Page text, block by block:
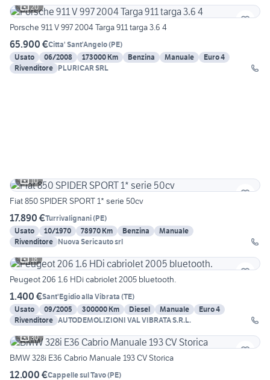
20
Porsche 911 V 997 2004 Targa 911 targa 3.6 4
65.900 €Citta' Sant'Angelo(PE)
Usato
06/2008 173000 Km Benzina Manuale
Euro 4
Rivenditore PLURICAR SRL
10
Fiat 850 SPIDER SPORT 1* serie 50cv
17.890 €Turrivalignani(PE)
Usato
10/1970 78970 Km Benzina
Manuale
Rivenditore Nuova Sericauto srl
18
Peugeot 206 1.6 HDi cabriolet 2005 bluetooth.
1.400 €Sant'Egidio alla Vibrata (TE)
Usato
09/2005 300000 Km Diesel Manuale
Euro 4
Rivenditore AUTODEMOLIZIONI VAL VIBRATA S.R.L.
30
BMW 328i E36 Cabrio Manuale 193 CV Storica
12.000 €Cappelle sul Tavo(PE)